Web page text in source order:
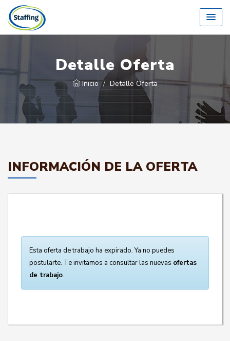
Detalle Oferta
Inicio Detalle Oferta
INFORMACIÓN DE LA OFERTA
Esta oferta de trabajo ha expirado. Ya no puedes
postularte. Te invitamos a consultar las nuevas ofertas
de trabajo.